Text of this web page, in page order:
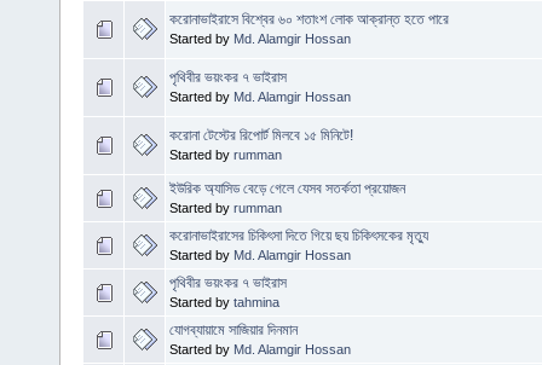
করোনাভাইরাসে বিশ্বের ৬০ শতাংশ লোক আক্রান্ত হতে পারে
Started by Md. Alamgir Hossan
পৃথিবীর ভয়ংকর ৭ ভাইরাস
Started by Md. Alamgir Hossan
করোনা টেস্টের রিপোর্ট মিলবে ১৫ মিনিটে!
Started by rumman
ইউরিক অ্যাসিড বেড়ে গেলে যেসব সতর্কতা প্রয়োজন
Started by rumman
করোনাভাইরাসের চিকিৎসা দিতে গিয়ে ছয় চিকিৎসকের মৃত্যু
Started by Md. Alamgir Hossan
পৃথিবীর ভয়ংকর ৭ ভাইরাস
Started by tahmina
যোগব্যায়ামে সাজিয়ার দিনমান
Started by Md. Alamgir Hossan